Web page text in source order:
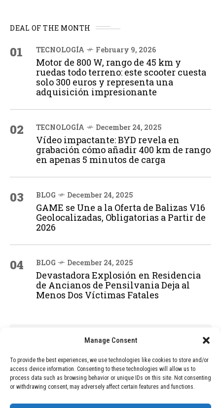
Manage Consent
To provide the best experiences, we use technologies like cookies to store and/or
access device information. Consenting to these technologies will allow us to
process data such as browsing behavior or unique IDs on this site. Not consenting
or withdrawing consent, may adversely affect certain features and functions.
DEAL OF THE MONTH
01 TECNOLOGÍA February 9, 2026
Motor de 800 W, rango de 45 km y
ruedas todo terreno: este scooter cuesta
solo 300 euros y representa una
adquisición impresionante
02 TECNOLOGÍA December 24, 2025
Vídeo impactante: BYD revela en
grabación cómo añadir 400 km de rango
en apenas 5 minutos de carga
03 BLOG December 24, 2025
GAME se Une a la Oferta de Balizas V16
Geolocalizadas, Obligatorias a Partir de
2026
04 BLOG December 24, 2025
Devastadora Explosión en Residencia
de Ancianos de Pensilvania Deja al
Menos Dos Víctimas Fatales